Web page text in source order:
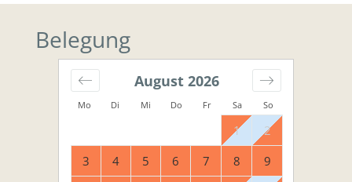
Belegung
Mo Di Mi Do Fr Sa So
August 2026
1
2
3
4 5 6 7 8
9